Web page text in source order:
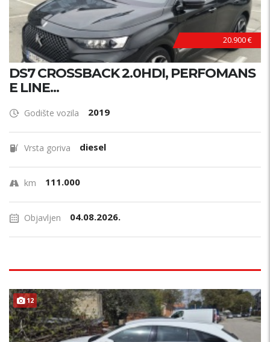
20.900 €
DS7 CROSSBACK 2.0HDI, PERFOMANS
E LINE...
Godište vozila 2019
Vrsta goriva diesel
km 111.000
Objavljen 04.08.2026.
12